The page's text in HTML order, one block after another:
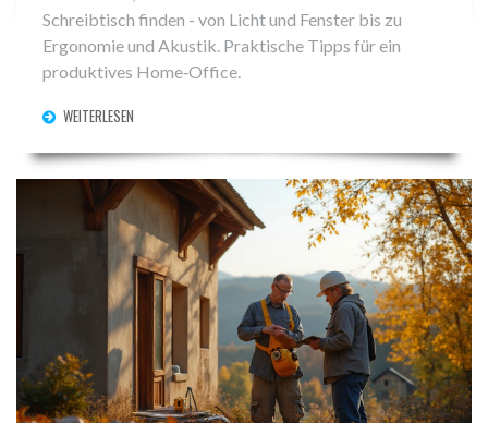
Schreibtisch finden - von Licht und Fenster bis zu
Ergonomie und Akustik. Praktische Tipps für ein
produktives Home‑Office.
WEITERLESEN